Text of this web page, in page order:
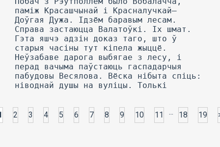
2 3 4 5 6 7 8 9 10 11 ... 18 19